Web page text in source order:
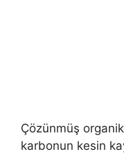
Çözünmüş
karbonun kesin